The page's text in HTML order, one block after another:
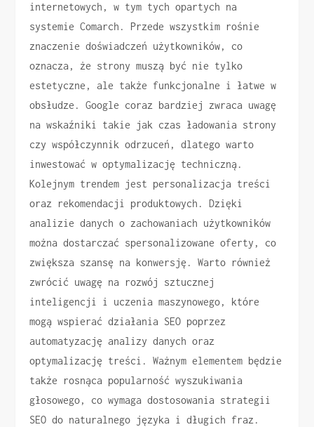
internetowych, w tym tych opartych na
systemie Comarch. Przede wszystkim rośnie
znaczenie doświadczeń użytkowników, co
oznacza, że strony muszą być nie tylko
estetyczne, ale także funkcjonalne i łatwe w
obsłudze. Google coraz bardziej zwraca uwagę
na wskaźniki takie jak czas ładowania strony
czy współczynnik odrzuceń, dlatego warto
inwestować w optymalizację techniczną.
Kolejnym trendem jest personalizacja treści
oraz rekomendacji produktowych. Dzięki
analizie danych o zachowaniach użytkowników
można dostarczać spersonalizowane oferty, co
zwiększa szansę na konwersję. Warto również
zwrócić uwagę na rozwój sztucznej
inteligencji i uczenia maszynowego, które
mogą wspierać działania SEO poprzez
automatyzację analizy danych oraz
optymalizację treści. Ważnym elementem będzie
także rosnąca popularność wyszukiwania
głosowego, co wymaga dostosowania strategii
SEO do naturalnego języka i długich fraz.